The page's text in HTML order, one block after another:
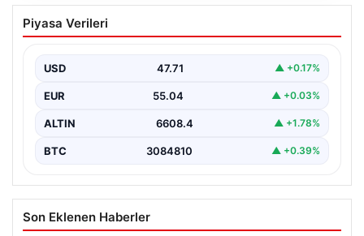
Trabzonspor Salah’ın maliyetini
açıkladı!
Piyasa Verileri
USD 47.71 ▲ +0.17%
EUR 55.04 ▲ +0.03%
ALTIN 6608.4 ▲ +1.78%
BTC 3084810 ▲ +0.39%
Son Eklenen Haberler